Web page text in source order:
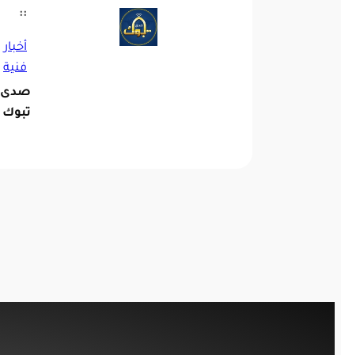
::
أخبار
فنية
صدى
تبوك